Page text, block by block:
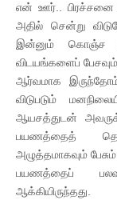
என் ஊர்.. பிரச்சனை
அதில் சென்று
இன்னும் கொஞ்ச
விடயங்களைப்
ஆர்வமாக
விடுபடும்
ஆயசத்துடன்
பயணத்தைத்
அழுத்தமாகவும்
பயணத்தைப்
ஆக்கியிருந்தது.